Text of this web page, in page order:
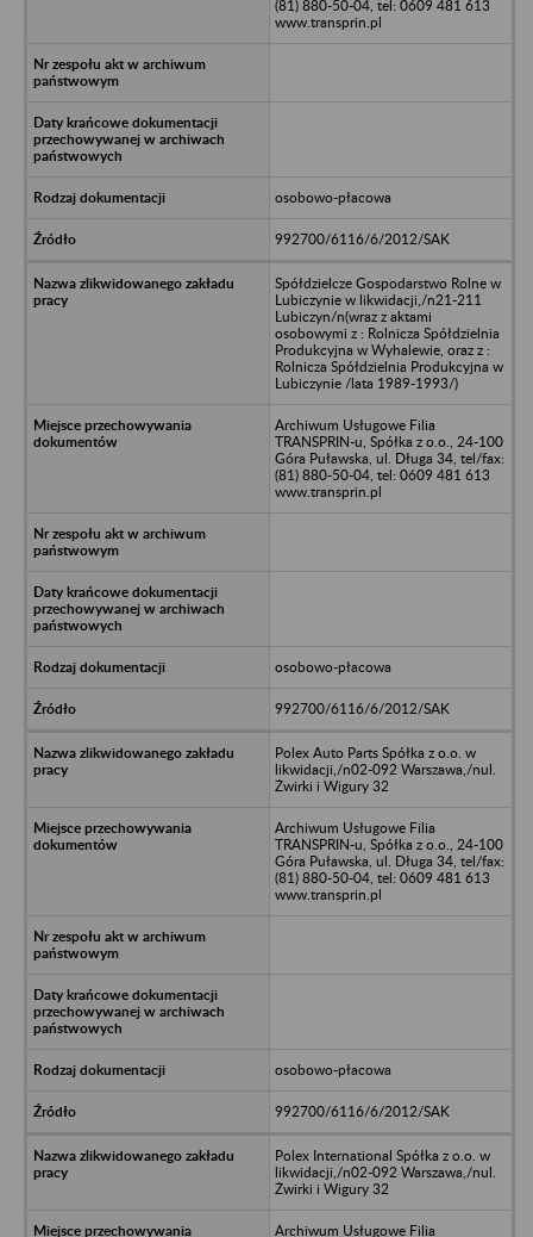
(81) 880-50-04, tel: 0609 481 613
www.transprin.pl
osobowo-płacowa
992700/6116/6/2012/SAK
Spółdzielcze Gospodarstwo Rolne w
Lubiczynie w likwidacji,/n21-211
Lubiczyn/n(wraz z aktami
osobowymi z : Rolnicza Spółdzielnia
Produkcyjna w Wyhalewie, oraz z :
Rolnicza Spółdzielnia Produkcyjna w
Lubiczynie /lata 1989-1993/)
Archiwum Usługowe Filia
TRANSPRIN-u, Spółka z o.o., 24-100
Góra Puławska, ul. Długa 34, tel/fax:
(81) 880-50-04, tel: 0609 481 613
www.transprin.pl
osobowo-płacowa
992700/6116/6/2012/SAK
Polex Auto Parts Spółka z o.o. w
likwidacji,/n02-092 Warszawa,/nul.
Żwirki i Wigury 32
Archiwum Usługowe Filia
TRANSPRIN-u, Spółka z o.o., 24-100
Góra Puławska, ul. Długa 34, tel/fax:
(81) 880-50-04, tel: 0609 481 613
www.transprin.pl
osobowo-płacowa
992700/6116/6/2012/SAK
Polex International Spółka z o.o. w
likwidacji,/n02-092 Warszawa,/nul.
Żwirki i Wigury 32
Archiwum Usługowe Filia